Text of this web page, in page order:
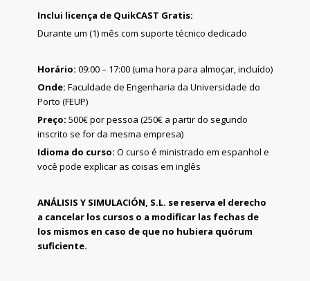
Inclui licença de QuikCAST Gratis:
Durante um (1) mês com suporte técnico dedicado
Horário: 09:00 – 17:00 (uma hora para almoçar, incluído)
Onde: Faculdade de Engenharia da Universidade do
Porto (FEUP)
Preço: 500€ por pessoa (250€ a partir do segundo
inscrito se for da mesma empresa)
Idioma do curso: O curso é ministrado em espanhol e
você pode explicar as coisas em inglês
ANÁLISIS Y SIMULACIÓN, S.L. se reserva el derecho
a cancelar los cursos o a modificar las fechas de
los mismos en caso de que no hubiera quórum
suficiente.